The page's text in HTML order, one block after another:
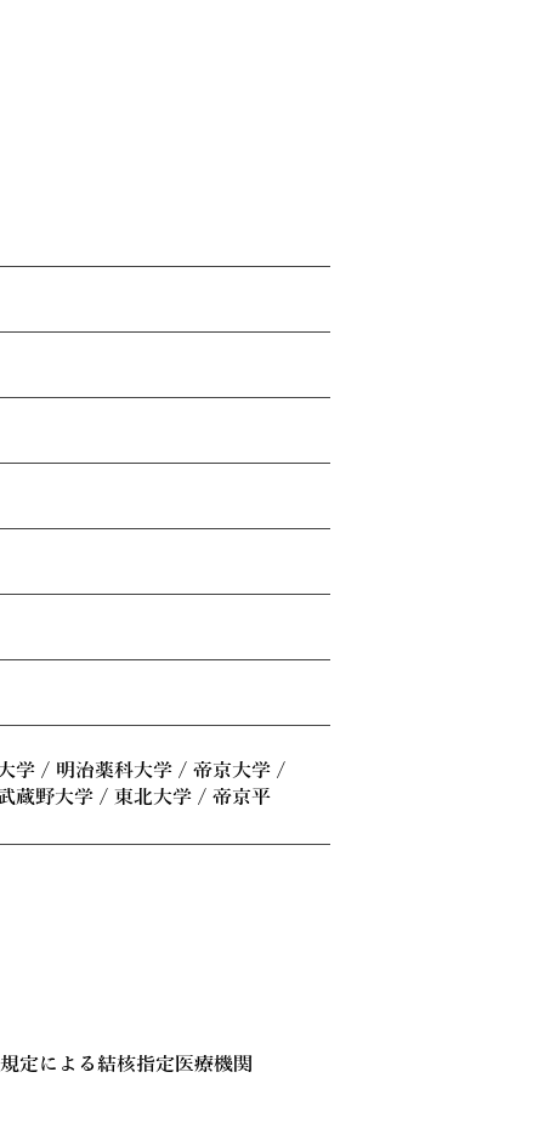
学 / 明治薬科大学 / 帝京大学 /
蔵野大学 / 東北大学 / 帝京平
定による結核指定医療機関